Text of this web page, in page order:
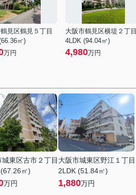
見区鶴見５丁目
㎡)
万円
大阪市鶴見区横堤２丁目
4LDK (94.04㎡)
4,980万円
城東区古市２丁目
㎡)
万円
大阪市城東区野江１丁目
2LDK (51.84㎡)
1,880万円